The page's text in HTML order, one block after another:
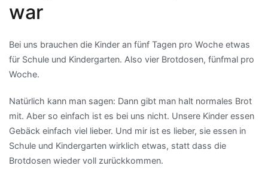
war
Bei uns brauchen die Kinder an fünf Tagen pro Woche etwas
für Schule und Kindergarten. Also vier Brotdosen, fünfmal pro
Woche.
Natürlich kann man sagen: Dann gibt man halt normales Brot
mit. Aber so einfach ist es bei uns nicht. Unsere Kinder essen
Gebäck einfach viel lieber. Und mir ist es lieber, sie essen in
Schule und Kindergarten wirklich etwas, statt dass die
Brotdosen wieder voll zurückkommen.